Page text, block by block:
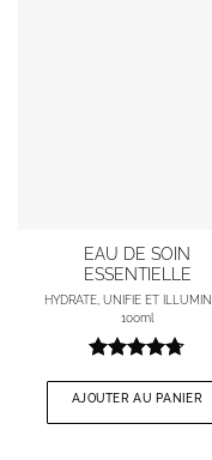
EAU DE SOIN
ESSENTIELLE
sur 5
HYDRATE, UNIFIE ET
100ml
AJOUTER AU PANIER